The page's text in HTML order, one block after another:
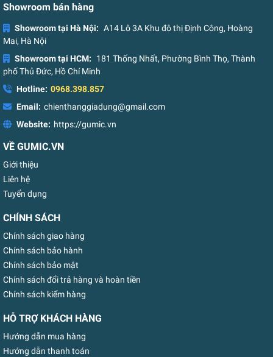
Showroom bán hàng
Showroom tại Hà Nội: A14 Lô 3A Khu đô thị Định Công, Hoàng
Mai, Hà Nội
Showroom tại HCM:
181 Thống Nhất, Phường Bình Thọ, Thành
phố Thủ Đức, Hồ Chí Minh
Hotline: 0968.398.857
Email: chienthanggiadung@gmail.com
Website: https://gumic.vn
VỀ GUMIC.VN
Giới thiệu
Liên hệ
Tuyển dụng
CHÍNH SÁCH
Chính sách giao hàng
Chính sách bảo hành
Chính sách bảo mật
Chính sách đổi trả hàng và hoàn tiền
Chính sách kiểm hàng
HỖ TRỢ KHÁCH HÀNG
Hướng dẫn mua hàng
Hướng dẫn thanh toán